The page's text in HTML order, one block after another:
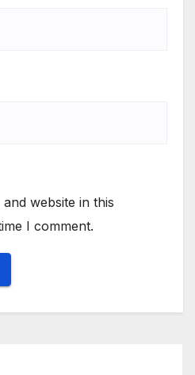
website in this
I comment.